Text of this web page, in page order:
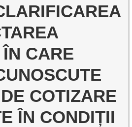
CARE
COTIZARE
ÎN CONDIȚII